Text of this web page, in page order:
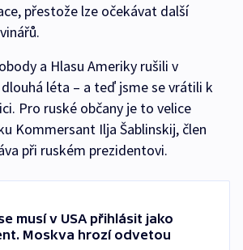
přestože lze očekávat další
a Hlasu Ameriky rušili v
léta – a teď jsme se vrátili k
Pro ruské občany je to velice
Kommersant Ilja Šablinskij, člen
při ruském prezidentovi.
musí v USA přihlásit jako
Moskva hrozí odvetou